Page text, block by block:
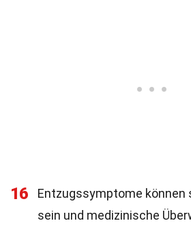
16
Entzugssymptome können
sein und medizinische